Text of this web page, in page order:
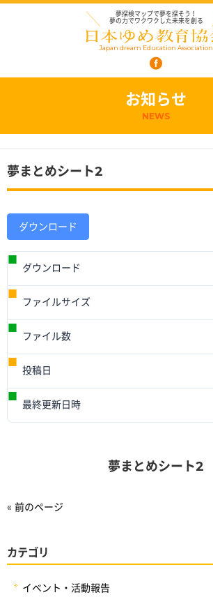
夢探検マップで夢を探そう！
夢の力でワクワクした未来を創る
Japan dream Education Association
お知らせ
NEWS
夢まとめシート2
ダウンロード
ダウンロード
ファイルサイズ
ファイル数
投稿日
最終更新日時
夢まとめシート2
« 前のページ
カテゴリ
イベント・活動報告